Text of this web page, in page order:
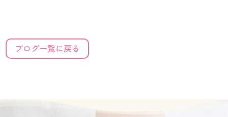
ブログ一覧に戻る